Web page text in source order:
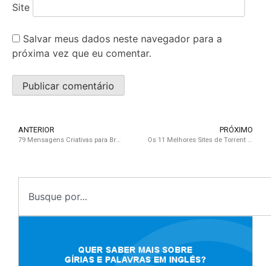
Site
Salvar meus dados neste navegador para a
próxima vez que eu comentar.
ANTERIOR
79 Mensagens Criativas para Brechós: Encante Clientes e Valorize Seu Negócio
PRÓXIMO
Os 11 Melhores Sites de Torrent para Baixar Música com Segurança em 2025